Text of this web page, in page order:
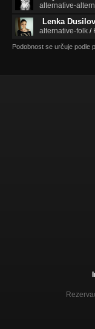
alternative-
Lenka
alternative-folk /
Podobnost se určuje podle